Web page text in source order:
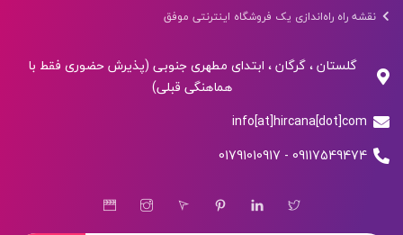
نقشه راه راه‌اندازی یک فروشگاه اینترنتی موفق
گلستان ، گرگان ، ابتدای مطهری جنوبی (پذیرش حضوری فقط با
هماهنگی قبلی)
info[at]hircana[dot]com
09117549474 - 01791010917